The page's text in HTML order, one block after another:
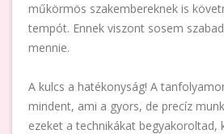
műkörmös szakembereknek is
tempót. Ennek viszont sosem
mennie.
A kulcs a hatékonyság! A
mindent, ami a gyors, de precíz
ezeket a technikákat begyakoroltad,